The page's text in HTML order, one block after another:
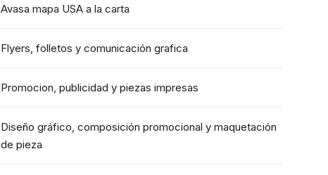
Avasa mapa USA a la carta
Flyers, folletos y comunicación grafica
Promocion, publicidad y piezas impresas
Diseño gráfico, composición promocional y maquetación
de pieza